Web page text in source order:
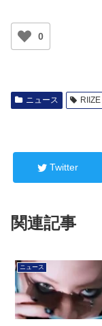
0
ニュース RIIZE
Twitter
関連記事
ニュース